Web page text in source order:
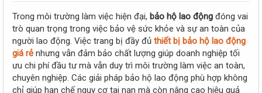
r
e
r
Trong môi trường làm việc hiện đại, bảo hộ lao động đóng vai
trò quan trọng trong việc bảo vệ sức khỏe và sự an toàn của
người lao động. Việc trang bị đầy đủ thiết bị bảo hộ lao động
giá rẻ nhưng vẫn đảm bảo chất lượng giúp doanh nghiệp tối
ưu chi phí đầu tư mà vẫn duy trì môi trường làm việc an toàn,
chuyên nghiệp. Các giải pháp bảo hộ lao động phù hợp không
chỉ giúp hạn chế nguy cơ tai nạn mà còn nâng cao hiệu quả